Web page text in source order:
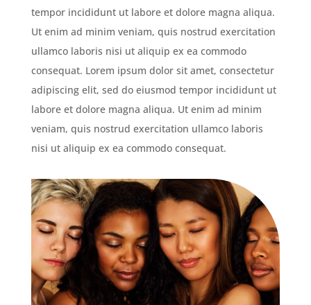
tempor incididunt ut labore et dolore magna aliqua.
Ut enim ad minim veniam, quis nostrud exercitation
ullamco laboris nisi ut aliquip ex ea commodo
consequat. Lorem ipsum dolor sit amet, consectetur
adipiscing elit, sed do eiusmod tempor incididunt ut
labore et dolore magna aliqua. Ut enim ad minim
veniam, quis nostrud exercitation ullamco laboris
nisi ut aliquip ex ea commodo consequat.